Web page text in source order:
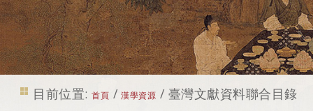
目前位置: 首頁 /漢學資源 / 臺灣文獻資料聯合目錄